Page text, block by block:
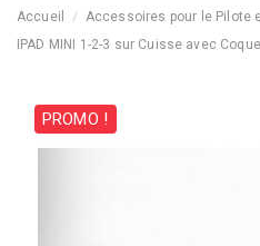
Accueil Accessoires pour le Pilote
IPAD MINI 1-2-3 sur Cuisse avec
PROMO !